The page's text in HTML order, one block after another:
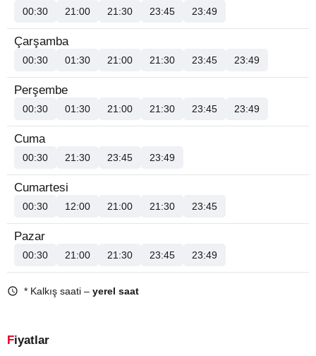
00:30 21:00 21:30 23:45 23:49
Çarşamba
00:30 01:30 21:00 21:30 23:45 23:49
Perşembe
00:30 01:30 21:00 21:30 23:45 23:49
Cuma
00:30 21:30 23:45 23:49
Cumartesi
00:30 12:00 21:00 21:30 23:45
Pazar
00:30 21:00 21:30 23:45 23:49
* Kalkış saati – yerel saat
Fiyatlar